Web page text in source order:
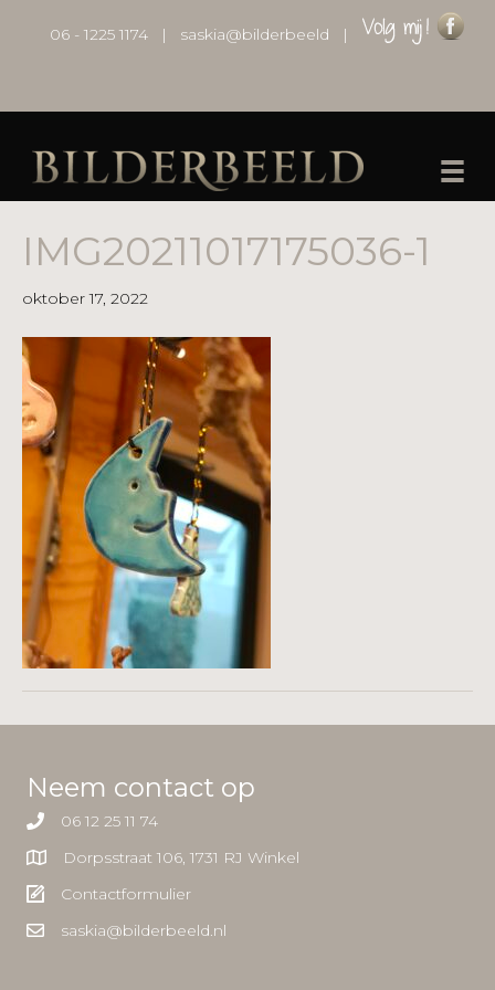
06 - 1225 1174 | saskia@bilderbeeld |
IMG20211017175036-1
oktober 17, 2022
Neem contact op
06 12 25 11 74
Dorpsstraat 106, 1731 RJ Winkel
Contactformulier
saskia@bilderbeeld.nl